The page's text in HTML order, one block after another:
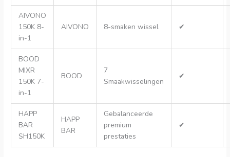
AIVONO
150K 8-
in-1
AIVONO 8-smaken wissel ✔
BOOD
MIXR
150K 7-
in-1
BOOD
7
Smaakwisselingen
✔
HAPP
BAR
SH150K
HAPP
BAR
Gebalanceerde
premium
prestaties
✔